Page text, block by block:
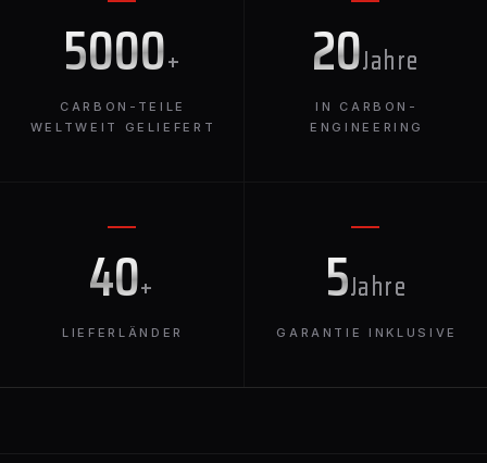
5000+
CARBON-TEILE
WELTWEIT GELIEFERT
20Jahre
IN CARBON-
ENGINEERING
40+
LIEFERLÄNDER
5Jahre
GARANTIE INKLUSIVE